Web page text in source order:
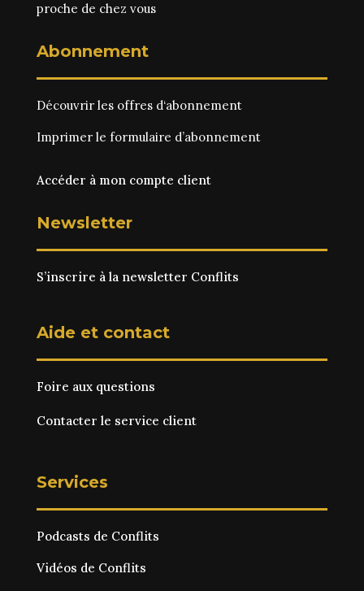
proche de chez vous
Abonnement
Découvrir les offres d‘abonnement
Imprimer le formulaire d’abonnement
Accéder à mon compte client
Newsletter
S’inscrire à la newsletter Conflits
Aide et contact
Foire aux questions
Contacter le service client
Services
Podcasts de Conflits
Vidéos de Conflits